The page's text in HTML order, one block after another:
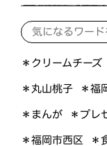
＊クリームチーズ
＊丸山桃子 ＊福
＊まんが ＊プレ
＊福岡市西区 ＊